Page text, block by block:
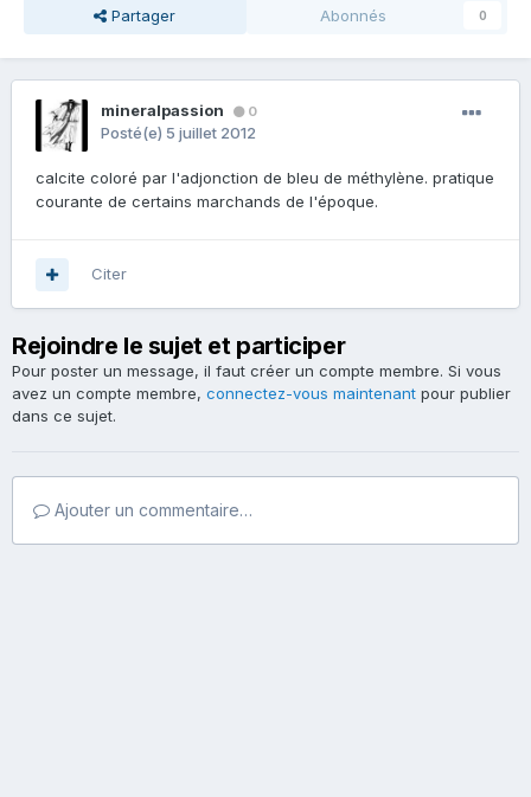
Partager Abonnés 0
mineralpassion 0
Posté(e) 5 juillet 2012
calcite coloré par l'adjonction de bleu de méthylène. pratique
courante de certains marchands de l'époque.
Citer
Rejoindre le sujet et participer
Pour poster un message, il faut créer un compte membre. Si vous
avez un compte membre, connectez-vous maintenant pour publier
dans ce sujet.
Ajouter un commentaire…